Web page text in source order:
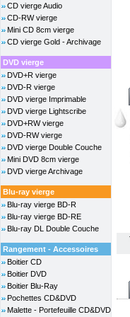
CD vierge Audio
CD-RW vierge
Mini CD 8cm vierge
CD vierge Gold - Archivage
DVD vierge
DVD+R vierge
DVD-R vierge
DVD vierge Imprimable
DVD vierge Lightscribe
DVD+RW vierge
DVD-RW vierge
DVD vierge Double Couche
Mini DVD 8cm vierge
DVD vierge Archivage
Blu-ray vierge
Blu-ray vierge BD-R
Blu-ray vierge BD-RE
Blu-ray DL Double Couche
Rangement - Accessoires
Boitier CD
Boitier DVD
Boitier Blu-Ray
Pochettes CD&DVD
Malette - Portefeuille CD&DVD